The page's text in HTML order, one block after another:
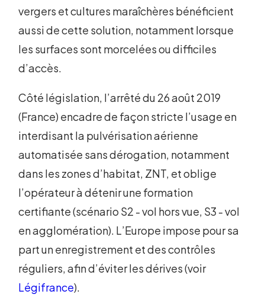
vergers et cultures maraîchères bénéficient
aussi de cette solution, notamment lorsque
les surfaces sont morcelées ou difficiles
d’accès.
Côté législation, l’arrêté du 26 août 2019
(France) encadre de façon stricte l’usage en
interdisant la pulvérisation aérienne
automatisée sans dérogation, notamment
dans les zones d’habitat, ZNT, et oblige
l’opérateur à détenir une formation
certifiante (scénario S2 - vol hors vue, S3 - vol
en agglomération). L’Europe impose pour sa
part un enregistrement et des contrôles
réguliers, afin d’éviter les dérives (voir
Légifrance).